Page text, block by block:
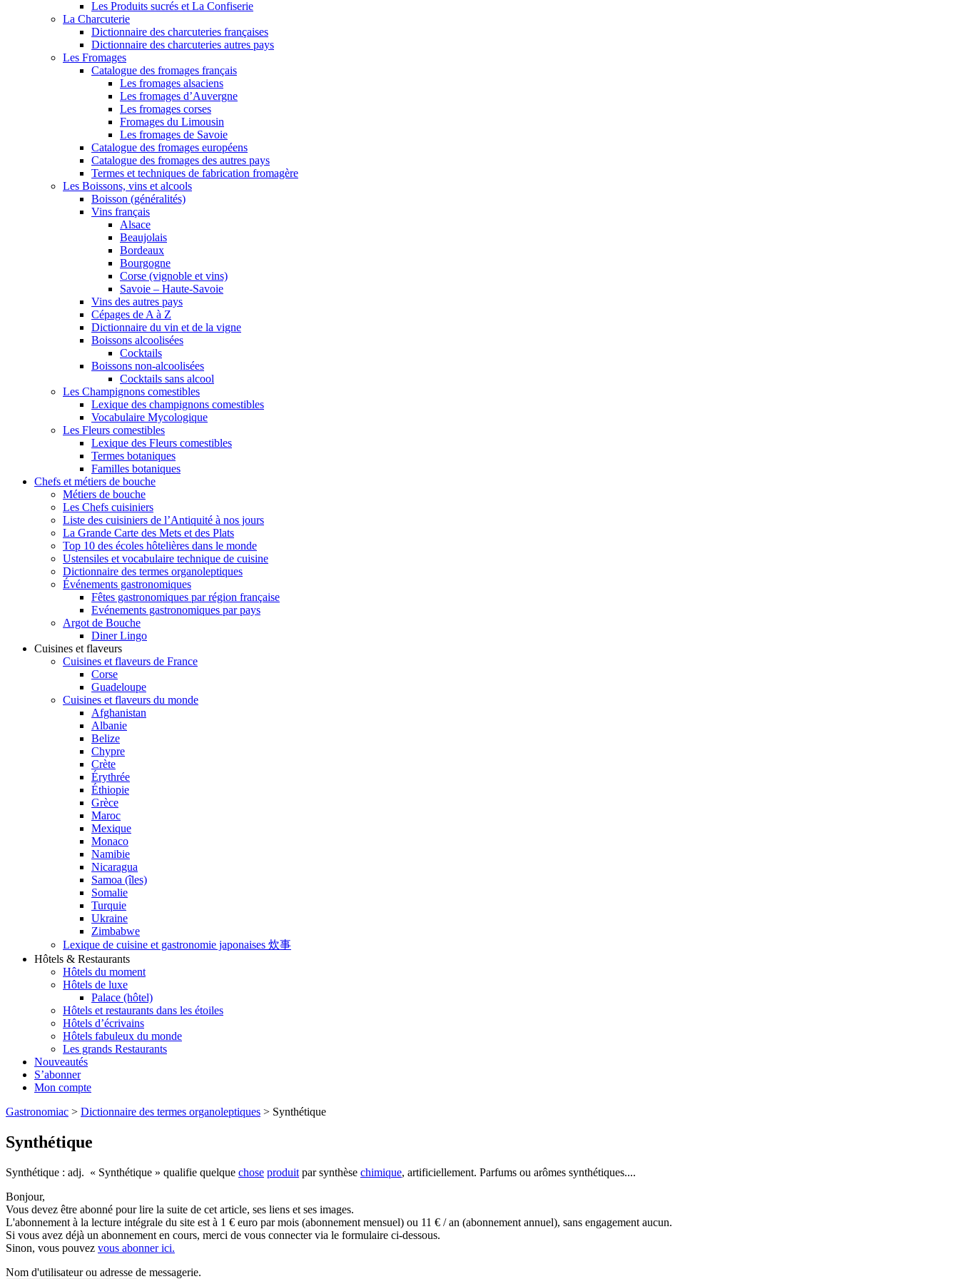
Les Produits sucrés et La Confiserie
La Charcuterie
Dictionnaire des charcuteries françaises
Dictionnaire des charcuteries autres pays
Les Fromages
Catalogue des fromages français
Les fromages alsaciens
Les fromages d’Auvergne
Les fromages corses
Fromages du Limousin
Les fromages de Savoie
Catalogue des fromages européens
Catalogue des fromages des autres pays
Termes et techniques de fabrication fromagère
Les Boissons, vins et alcools
Boisson (généralités)
Vins français
Alsace
Beaujolais
Bordeaux
Bourgogne
Corse (vignoble et vins)
Savoie – Haute-Savoie
Vins des autres pays
Cépages de A à Z
Dictionnaire du vin et de la vigne
Boissons alcoolisées
Cocktails
Boissons non-alcoolisées
Cocktails sans alcool
Les Champignons comestibles
Lexique des champignons comestibles
Vocabulaire Mycologique
Les Fleurs comestibles
Lexique des Fleurs comestibles
Termes botaniques
Familles botaniques
Chefs et métiers de bouche
Métiers de bouche
Les Chefs cuisiniers
Liste des cuisiniers de l’Antiquité à nos jours
La Grande Carte des Mets et des Plats
Top 10 des écoles hôtelières dans le monde
Ustensiles et vocabulaire technique de cuisine
Dictionnaire des termes organoleptiques
Événements gastronomiques
Fêtes gastronomiques par région française
Evénements gastronomiques par pays
Argot de Bouche
Diner Lingo
Cuisines et flaveurs
Cuisines et flaveurs de France
Corse
Guadeloupe
Cuisines et flaveurs du monde
Afghanistan
Albanie
Belize
Chypre
Crète
Érythrée
Éthiopie
Grèce
Maroc
Mexique
Monaco
Namibie
Nicaragua
Samoa (îles)
Somalie
Turquie
Ukraine
Zimbabwe
Lexique de cuisine et gastronomie japonaises 炊事
Hôtels & Restaurants
Hôtels du moment
Hôtels de luxe
Palace (hôtel)
Hôtels et restaurants dans les étoiles
Hôtels d’écrivains
Hôtels fabuleux du monde
Les grands Restaurants
Nouveautés
S’abonner
Mon compte
Gastronomiac > Dictionnaire des termes organoleptiques > Synthétique
Synthétique
Synthétique : adj. « Synthétique » qualifie quelque chose produit par synthèse chimique, artificiellement. Parfums ou arômes synthétiques....
Bonjour,
Vous devez être abonné pour lire la suite de cet article, ses liens et ses images.
L'abonnement à la lecture intégrale du site est à 1 € euro par mois (abonnement mensuel) ou 11 € / an (abonnement annuel), sans engagement aucun.
Si vous avez déjà un abonnement en cours, merci de vous connecter via le formulaire ci-dessous.
Sinon, vous pouvez vous abonner ici.
Nom d'utilisateur ou adresse de messagerie.